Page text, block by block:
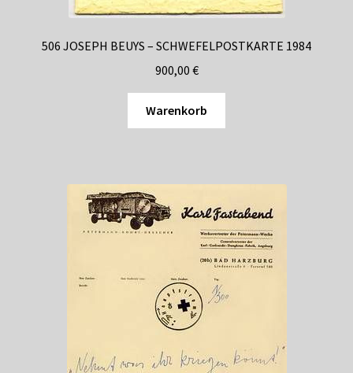
506 JOSEPH BEUYS – SCHWEFELPOSTKARTE 1984
900,00 €
Warenkorb